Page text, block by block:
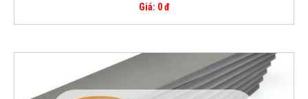
Giá: 0 đ